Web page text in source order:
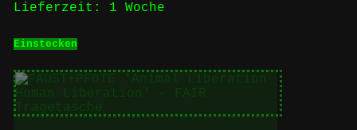
Lieferzeit: 1 Woche
Einstecken